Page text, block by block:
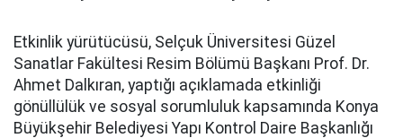
Etkinlik yürütücüsü, Selçuk Üniversitesi Güzel
Sanatlar Fakültesi Resim Bölümü Başkanı Prof. Dr.
Ahmet Dalkıran, yaptığı açıklamada etkinliği
gönüllülük ve sosyal sorumluluk kapsamında Konya
Büyükşehir Belediyesi Yapı Kontrol Daire Başkanlığı